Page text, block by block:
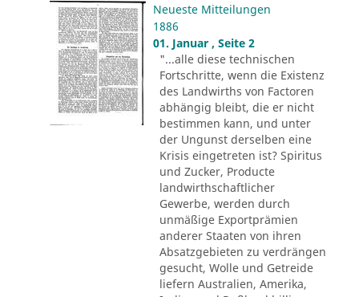
Neueste Mitteilungen
1886
01. Januar , Seite 2
"...alle diese technischen
Fortschritte, wenn die Existenz
des Landwirths von Factoren
abhängig bleibt, die er nicht
bestimmen kann, und unter
der Ungunst derselben eine
Krisis eingetreten ist? Spiritus
und Zucker, Producte
landwirthschaftlicher
Gewerbe, werden durch
unmäßige Exportprämien
anderer Staaten von ihren
Absatzgebieten zu verdrängen
gesucht, Wolle und Getreide
liefern Australien, Amerika,